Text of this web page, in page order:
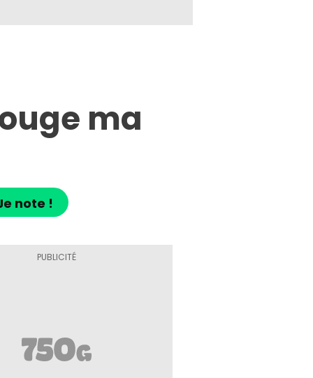
ma
note !